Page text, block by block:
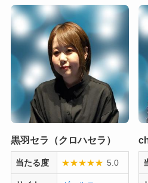
黒羽セラ（クロハセラ）
当たる度 ★★★★★ 5.0